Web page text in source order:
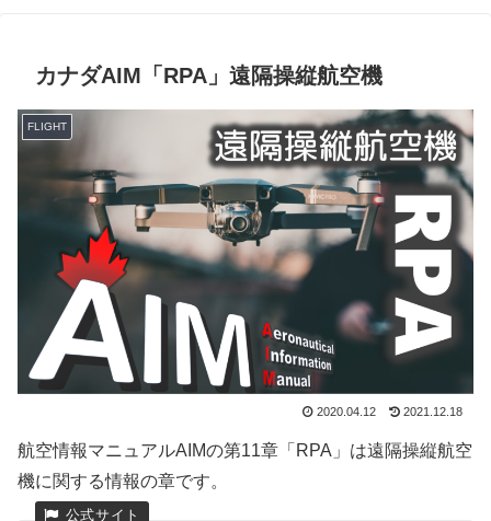
カナダAIM「RPA」遠隔操縦航空機
FLIGHT
2020.04.12 2021.12.18
航空情報マニュアルAIMの第11章「RPA」は遠隔操縦航空
機に関する情報の章です。